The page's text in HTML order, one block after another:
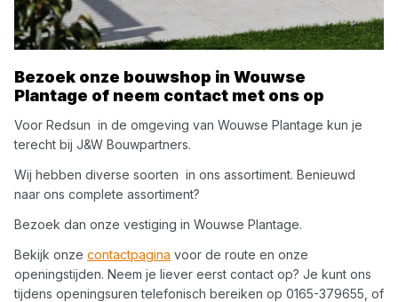
Bezoek onze bouwshop in Wouwse
Plantage of neem contact met ons op
Voor Redsun in de omgeving van Wouwse Plantage kun je
terecht bij J&W Bouwpartners.
Wij hebben diverse soorten in ons assortiment. Benieuwd
naar ons complete assortiment?
Bezoek dan onze vestiging in Wouwse Plantage.
Bekijk onze contactpagina voor de route en onze
openingstijden. Neem je liever eerst contact op? Je kunt ons
tijdens openingsuren telefonisch bereiken op 0165-379655 , of